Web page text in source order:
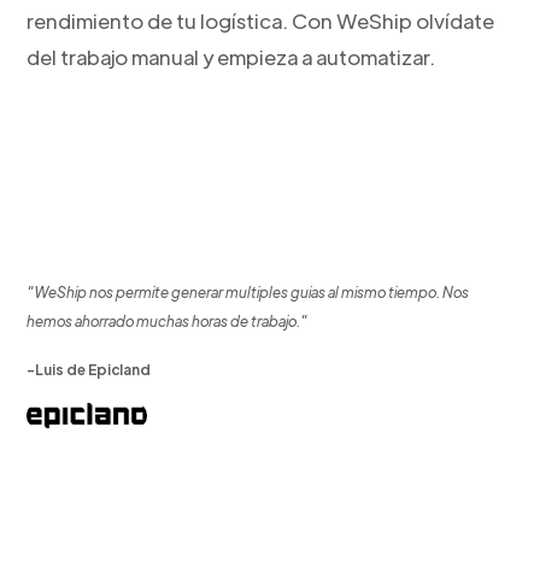
rendimiento de tu logística. Con WeShip olvídate
del trabajo manual y empieza a automatizar.
"WeShip nos permite generar multiples guias al mismo tiempo. Nos
hemos ahorrado muchas horas de trabajo."
-Luis de Epicland